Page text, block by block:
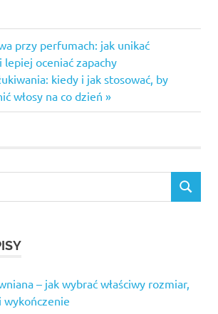
przy perfumach: jak unikać
lepiej oceniać zapachy
kiedy i jak stosować, by
włosy na co dzień
– jak wybrać właściwy rozmiar,
wykończenie